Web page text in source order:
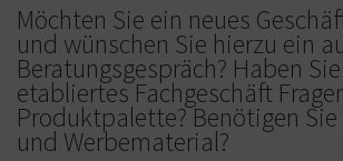
Möchten Sie ein neues
und wünschen Sie hierzu ein
Beratungsgespräch? Haben
etabliertes Fachgeschäft
Produktpalette? Benötigen
und Werbematerial?